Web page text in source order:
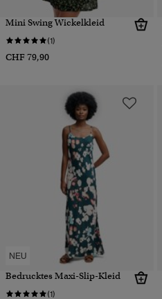
Mini Swing Wickelkleid
(1)
CHF 79,90
NEU
Bedrucktes Maxi-Slip-Kleid
(1)